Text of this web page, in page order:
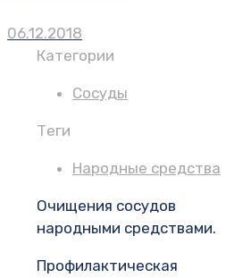
06.12.2018
Категории
Сосуды
Теги
Народные средства
Очищения сосудов
народными средствами.
Профилактическая